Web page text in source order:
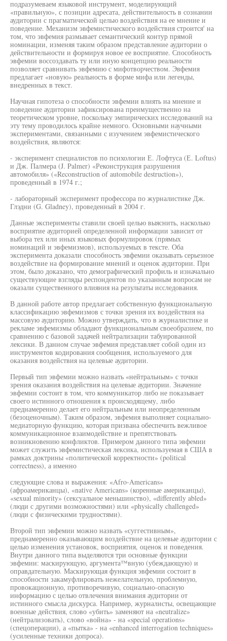
подразумеваем языковой инструмент, моделирующий
«правильную», с позиции адресата, действительность в сознании
аудитории с прагматической целью воздействия на ее мнение и
поведение. Механизм эвфемистического воздействия строится' на
том, что эвфемия размывает семантический контур прямой
номинации, изменяя таким образом представление аудитории о
действительности и формируя новое ее восприятие. Способность
эвфемии воссоздавать ту или иную концепцию реальности
позволяет сравнивать эвфемию с мифотворчеством. Эвфемия
предлагает «новую» реальность в форме мифа или легенды,
внедренных в текст.
Научная гипотеза о способности эвфемии влиять на мнение и
поведение аудитории зафиксирована преимущественно на
теоретическом уровне, поскольку эмпирических исследований на
эту тему проводилось крайне немного. Основными научными
экспериментами, связанными с изучением эвфемистического
воздействия, являются:
- эксперимент специалистов по психологии Е. Лофтуса (Е. Loftus)
и Дж. Палмера (J. Palmer) «Реконструкция разрушения
автомобиля» («Reconstruction of automobile destruction»),
проведенный в 1974 г.;
- лабораторный эксперимент профессора по журналистике Дж.
Глэдни (G. Gladney), проведенный в 2004 г.
Данные эксперименты ставили своей целью выяснить, насколько
восприятие аудиторией определенной информации зависит от
выбора тех или иных языковых формулировок (прямых
номинаций и эвфемизмов), используемых в тексте. Оба
эксперимента доказали способность эвфемии оказывать серьезное
воздействие на формирование мнений и оценок аудитории. При
этом, было доказано, что демографический профиль и изначально
существующие взгляды респондентов по указанным вопросам не
оказали существенного влияния на результаты исследования.
В данной работе автор предлагает собственную функциональную
классификацию эвфемизмов с точки зрения их воздействия на
массовую аудиторию. Можно утверждать, что в журналистике и
рекламе эвфемизмы обладают функциональным своеобразием, по
сравнению с базовой задачей нейтрализации табуированной
лексики. В данном случае эвфемия представляет собой один из
инструментов кодирования сообщения, используемого для
оказания воздействия на целевые аудитории.
Первый тип эвфемии можно назвать «нейтральным» с точки
зрения оказания воздействия на целевые аудитории. Значение
эвфемии состоит в том, что коммуникатор либо не показывает
своего истинного отношения к происходящему, либо
преднамеренно делает его нейтральным или неопределенным
(безоценочным). Таким образом, эвфемия выполняет социально-
медиаторную функцию, которая призвана обеспечить вежливое
коммуникационное взаимодействие и препятствовать
возникновению конфликтов. Примером данного типа эвфемии
может служить эвфемистическая лексика, используемая в США в
рамках доктрины «политической корректности» (political
correctness), а именно
следующие слова и выражения: «Afro-Americans»
(афроамериканцы), «native Americans» (коренные американцы),
«sexual minority» (сексуальное меньшинство), «differently abled»
(люди с другими возможностями) или «physically challenged»
(люди с физическими трудностями).
Второй тип эвфемии можно назвать «суггестивным»,
преднамеренно оказывающим воздействие на целевые аудитории с
целыо изменения установок, восприятия, оценок и поведения.
Внутри данного типа выделяются три основные функции
эвфемии: маскирующую, аргумента™вную (убеждающую) и
оправдательную. Маскирующая функция эвфемии состоит в
способности закамуфлировать нежелательную, проблемную,
провокационную, противоречивую, социально-опасную
информацию с целью отвлечения внимания аудитории от
истинного смысла дискурса. Например, журналисты, освещающие
военные действия, слово «убить» заменяют на «neutralize»
(нейтрализовать), слово «война» - на «special operations»
(спецоперации), а «пытка» - на «enhanced interrogation techniques»
(усиленные техники допроса).